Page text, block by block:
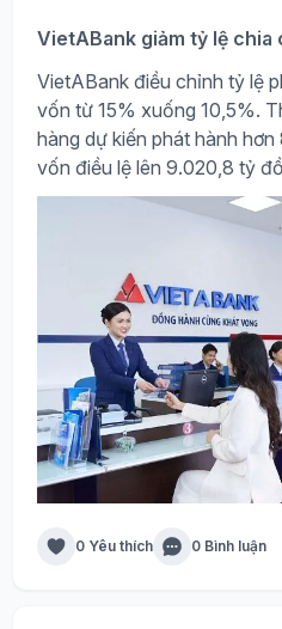
VietABank giảm tỷ lệ chia
VietABank điều chỉnh tỷ lệ
vốn từ 15% xuống 10,5%.
hàng dự kiến phát hành
vốn điều lệ lên 9.020,8 tỷ
0 Yêu thích 0 Bình luận